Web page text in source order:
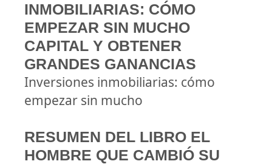
INMOBILIARIAS: CÓMO
EMPEZAR SIN MUCHO
CAPITAL Y OBTENER
GRANDES GANANCIAS
Inversiones inmobiliarias: cómo
empezar sin mucho
RESUMEN DEL LIBRO EL
HOMBRE QUE CAMBIÓ SU